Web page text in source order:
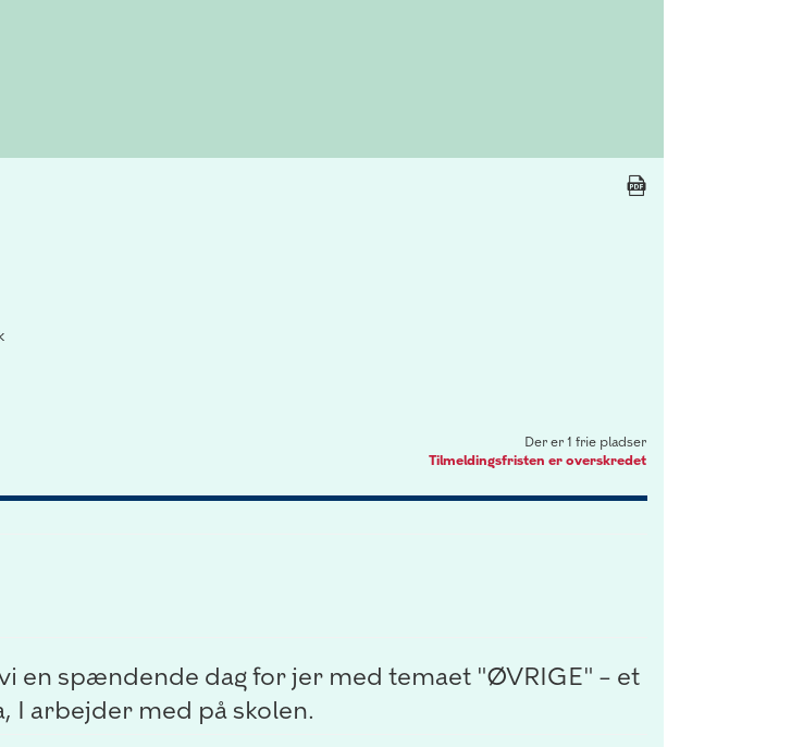
Der er 1 frie pladser
Tilmeldingsfristen er overskredet
en spændende dag for jer med temaet "ØVRIGE" – et
I arbejder med på skolen.